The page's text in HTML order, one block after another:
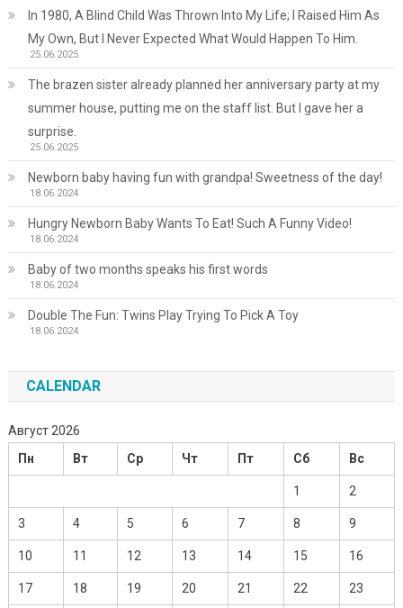
In 1980, A Blind Child Was Thrown Into My Life; I Raised Him As
My Own, But I Never Expected What Would Happen To Him.
25.06.2025
The brazen sister already planned her anniversary party at my
summer house, putting me on the staff list. But I gave her a
surprise.
25.06.2025
Newborn baby having fun with grandpa! Sweetness of the day!
18.06.2024
Hungry Newborn Baby Wants To Eat! Such A Funny Video!
18.06.2024
Baby of two months speaks his first words
18.06.2024
Double The Fun: Twins Play Trying To Pick A Toy
18.06.2024
CALENDAR
Август 2026
Пн
Вт Ср Чт Пт Сб Вс
1 2
3 4 5 6 7 8 9
10 11 12 13 14 15 16
17 18 19 20 21 22 23